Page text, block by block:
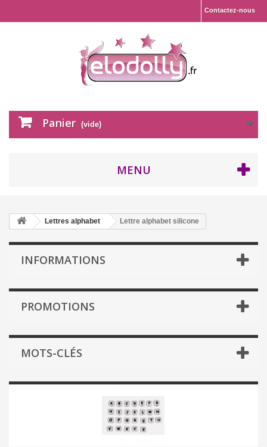
Contactez-nous
Panier (vide)
MENU
Lettres alphabet Lettre alphabet silicone
INFORMATIONS
PROMOTIONS
MOTS-CLÉS